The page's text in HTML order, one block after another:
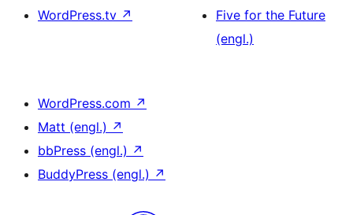
WordPress.tv ↗
Five for the Future
(engl.)
WordPress.com ↗
Matt (engl.) ↗
bbPress (engl.) ↗
BuddyPress (engl.) ↗